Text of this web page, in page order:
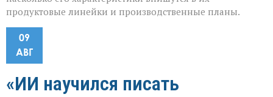
продуктовые линейки и производственные планы.
09
АВГ
«ИИ научился писать